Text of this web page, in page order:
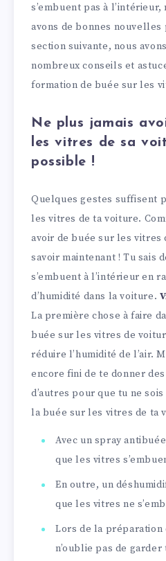
s’embuent pas à l’intérieur,
avons de bonnes nouvelles
section suivante, nous
nombreux conseils et
formation de buée sur les
Ne plus jamais
les vitres de sa
possible !
Quelques gestes suffisent
les vitres de ta voiture.
avoir de buée sur les vitres
savoir maintenant ! Tu sais
s’embuent à l’intérieur en
d’humidité dans la voiture.
La première chose à faire
buée sur les vitres de
réduire l’humidité de l’air.
encore fini de te donner
d’autres pour que tu ne
la buée sur les vitres de ta
Avec un spray
que les vitres
En outre, un
que les vitres ne
Lors de la préparation
n’oublie pas de